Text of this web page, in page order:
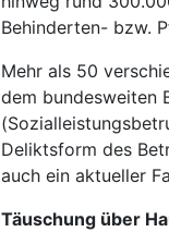
Behinderten- bzw.
Mehr als 50
dem bundesweiten
Deliktsform des
auch ein aktueller
Täuschung über